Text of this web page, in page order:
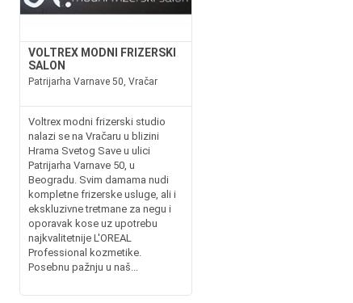
VOLTREX MODNI FRIZERSKI
SALON
Patrijarha Varnave 50, Vračar
Voltrex modni frizerski studio
nalazi se na Vračaru u blizini
Hrama Svetog Save u ulici
Patrijarha Varnave 50, u
Beogradu. Svim damama nudi
kompletne frizerske usluge, ali i
ekskluzivne tretmane za negu i
oporavak kose uz upotrebu
najkvalitetnije L'OREAL
Professional kozmetike.
Posebnu pažnju u naš...